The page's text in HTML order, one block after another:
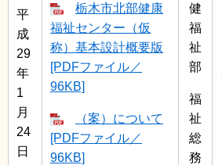
平
成
29
年
1
月
24
日
栃木市北部健康
福祉センター（仮
称）基本設計概要版
[PDFファイル／
96KB]
（案）について
[PDFファイル／
96KB]
健
福
祉
部
福
祉
総
務